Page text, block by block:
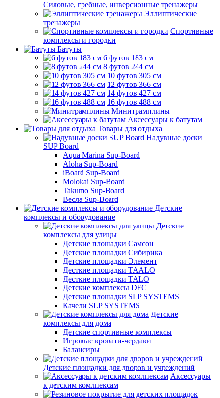
Силовые, гребные, инверсионные тренажеры
Эллиптические
тренажеры
Спортивные
комплексы и городки
Батуты
6 футов 183 см
8 футов 244 см
10 футов 305 см
12 футов 366 см
14 футов 427 см
16 футов 488 см
Минитрамплины
Аксессуары к батутам
Товары для отдыха
Надувные доски
SUP Board
Aqua Marina Sup-Board
Aloha Sup-Board
iBoard Sup-Board
Molokai Sup-Board
Takumo Sup-Board
Весла Sup-Board
Детские
комплексы и оборудование
Детские
комплексы для улицы
Детские площадки Самсон
Детские площадки Сибирика
Детские площадки Элемент
Десткие площадки TAALO
Десткие площадки TALO
Детские комплексы DFC
Детские площадки SLP SYSTEMS
Качели SLP SYSTEMS
Детские
комплексы для дома
Детские спортивные комплексы
Игровые кровати-чердаки
Балансиры
Детские площадки для дворов и учреждений
Аксессуары
к детским комлпексам